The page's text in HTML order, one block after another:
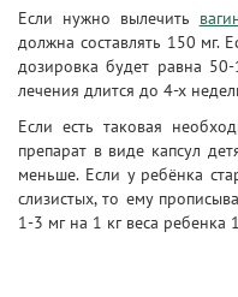
Если нужно вылечить
должна составлять 150 мг.
дозировка будет равна
лечения длится до 4-х
Если есть таковая
препарат в виде капсул
меньше. Если у ребёнка
слизистых, то ему
1-3 мг на 1 кг веса ребенка